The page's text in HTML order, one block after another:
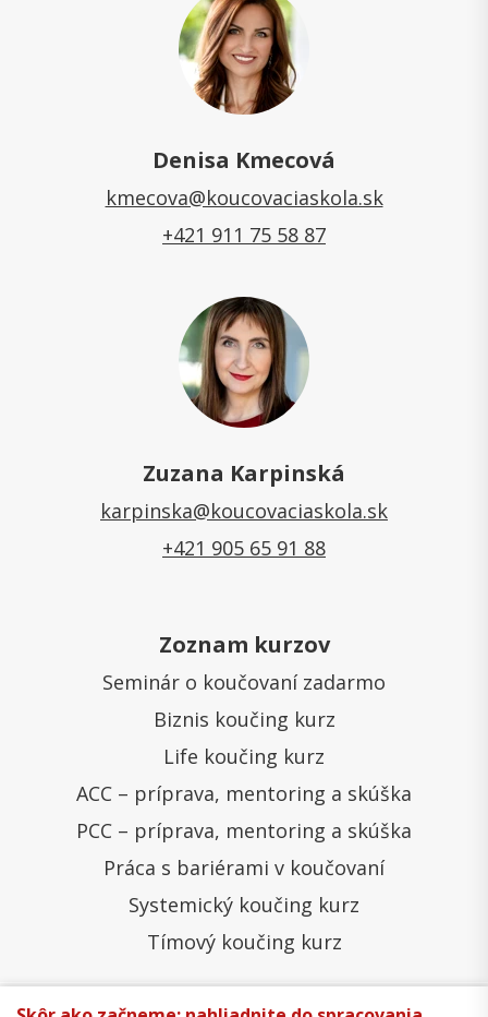
Denisa Kmecová
kmecova@koucovaciaskola.sk
+421 911 75 58 87
Zuzana Karpinská
karpinska@koucovaciaskola.sk
+421 905 65 91 88
Zoznam kurzov
Seminár o koučovaní zadarmo
Biznis koučing kurz
Life koučing kurz
ACC – príprava, mentoring a skúška
PCC – príprava, mentoring a skúška
Práca s bariérami v koučovaní
Systemický koučing kurz
Tímový koučing kurz